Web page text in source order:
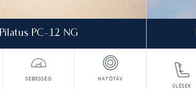
Pilatus PC-12 NG